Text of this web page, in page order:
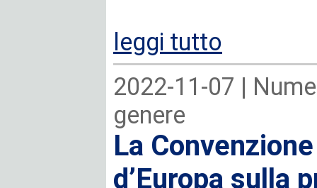
leggi tutto
2022-11-07 |
genere
La
d’Europa sulla